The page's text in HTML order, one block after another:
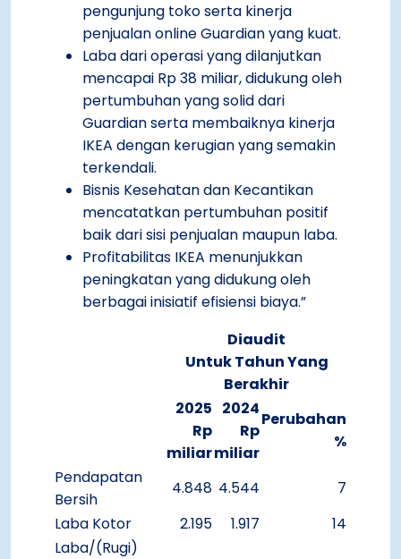
pengunjung toko serta kinerja
penjualan online Guardian yang kuat.
Laba dari operasi yang dilanjutkan
mencapai Rp 38 miliar, didukung oleh
pertumbuhan yang solid dari
Guardian serta membaiknya kinerja
IKEA dengan kerugian yang semakin
terkendali.
Bisnis Kesehatan dan Kecantikan
mencatatkan pertumbuhan positif
baik dari sisi penjualan maupun laba.
Profitabilitas IKEA menunjukkan
peningkatan yang didukung oleh
berbagai inisiatif efisiensi biaya.”
Diaudit
Untuk Tahun Yang
Berakhir
2025
Rp
miliar
2024
Rp
miliar
Perubahan
%
Pendapatan
Bersih
4.848 4.544
7
Laba Kotor
2.195 1.917
14
Laba/(Rugi)